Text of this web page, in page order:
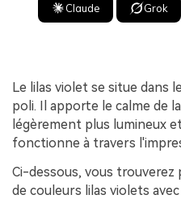
Claude Grok
Le lilas violet se situe dans
poli. Il apporte le calme de
légèrement plus lumineux
fonctionne à travers
Ci-dessous, vous trouverez
de couleurs lilas violets